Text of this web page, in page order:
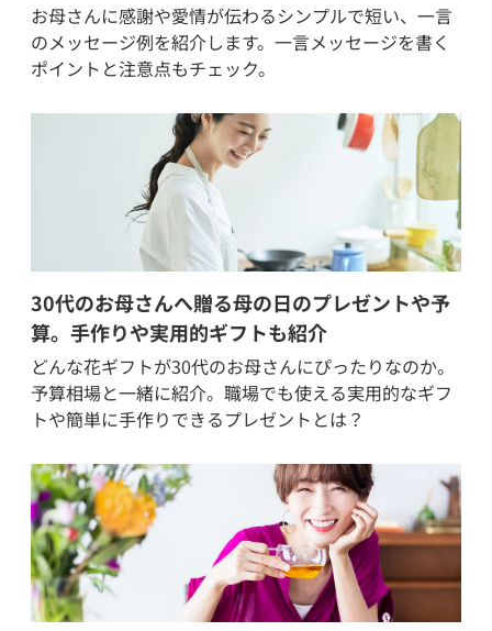
お母さんに感謝や愛情が伝わるシンプルで短い、一言
のメッセージ例を紹介します。一言メッセージを書く
ポイントと注意点もチェック。
30代のお母さんへ贈る母の日のプレゼントや予
算。手作りや実用的ギフトも紹介
どんな花ギフトが30代のお母さんにぴったりなのか。
予算相場と一緒に紹介。職場でも使える実用的なギフ
トや簡単に手作りできるプレゼントとは？